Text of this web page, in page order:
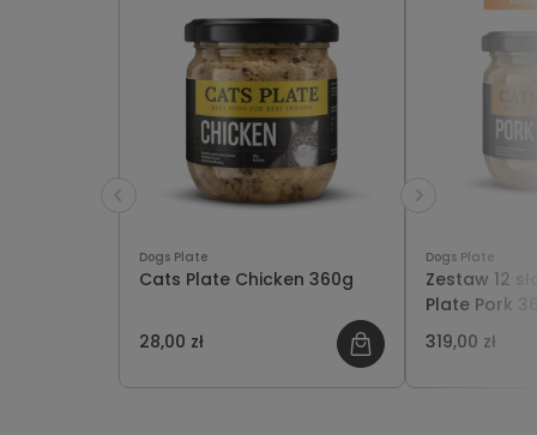
Dogs Plate
Cats Plate Chicken 360g
28,00 zł
Dogs Plate
Zestaw 12
Plate Pork
oszczędzasz
319,00 zł